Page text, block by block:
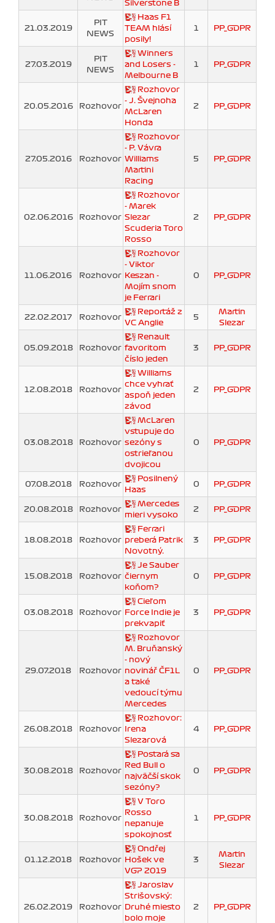
Silverstone B
21.03.2019
PIT
NEWS
Haas F1
TEAM hlásí
posily!
1 PP_GDPR
27.03.2019
PIT
NEWS
Winners
and Losers -
Melbourne B
1 PP_GDPR
20.05.2016 Rozhovor
Rozhovor
- J. Švejnoha
McLaren
Honda
2 PP_GDPR
27.05.2016 Rozhovor
Rozhovor
- P. Vávra
Williams
Martini
Racing
5 PP_GDPR
02.06.2016 Rozhovor
Rozhovor
- Marek
Slezar
Scuderia Toro
Rosso
2 PP_GDPR
11.06.2016 Rozhovor
Rozhovor
- Viktor
Keszan -
Mojím snom
je Ferrari
0 PP_GDPR
22.02.2017 Rozhovor
Reportáž z
VC Anglie
5
Martin
Slezar
05.09.2018 Rozhovor
Renault
favoritom
číslo jeden
3 PP_GDPR
12.08.2018 Rozhovor
Williams
chce vyhrať
aspoň jeden
závod
2 PP_GDPR
03.08.2018 Rozhovor
McLaren
vstupuje do
sezóny s
ostrieľanou
dvojicou
0 PP_GDPR
07.08.2018 Rozhovor
Posilnený
Haas
0 PP_GDPR
20.08.2018 Rozhovor
Mercedes
mieri vysoko
2 PP_GDPR
18.08.2018 Rozhovor
Ferrari
preberá Patrik
Novotný.
3 PP_GDPR
15.08.2018 Rozhovor
Je Sauber
čiernym
koňom?
0 PP_GDPR
03.08.2018 Rozhovor
Cieľom
Force Indie je
prekvapiť
3 PP_GDPR
29.07.2018 Rozhovor
Rozhovor
M. Bruňanský
- nový
novinář ČF1L
a také
vedoucí týmu
Mercedes
0 PP_GDPR
26.08.2018 Rozhovor
Rozhovor:
Irena
Slezarová
4 PP_GDPR
30.08.2018 Rozhovor
Postará sa
Red Bull o
najväčší skok
sezóny?
0 PP_GDPR
30.08.2018 Rozhovor
V Toro
Rosso
nepanuje
spokojnosť
1 PP_GDPR
01.12.2018 Rozhovor
Ondřej
Hošek ve
VGP 2019
3
Martin
Slezar
26.02.2019 Rozhovor
Jaroslav
Strišovský:
Druhé miesto
bolo moje
2 PP_GDPR